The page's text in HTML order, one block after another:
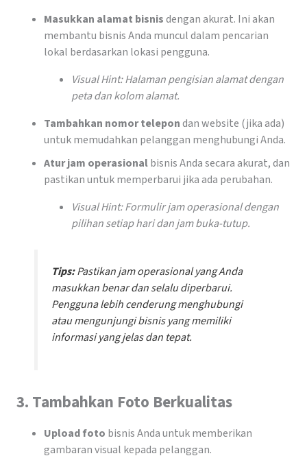
Masukkan alamat bisnisdengan akurat. Ini akan
membantu bisnis Anda muncul dalam pencarian
lokal berdasarkan lokasi pengguna.
Visual Hint: Halaman pengisian alamat dengan
peta dan kolom alamat.
Tambahkan nomor telepondan website (jika ada)
untuk memudahkan pelanggan menghubungi Anda.
Atur jam operasionalbisnis Anda secara akurat, dan
pastikan untuk memperbarui jika ada perubahan.
Visual Hint: Formulir jam operasional dengan
pilihan setiap hari dan jam buka-tutup.
Tips:Pastikan jam operasional yang Anda
masukkan benar dan selalu diperbarui.
Pengguna lebih cenderung menghubungi
atau mengunjungi bisnis yang memiliki
informasi yang jelas dan tepat.
3. Tambahkan Foto Berkualitas
Upload foto bisnis Anda untuk memberikan
gambaran visual kepada pelanggan.